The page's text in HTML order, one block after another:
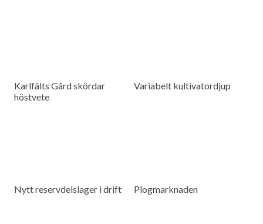
Karlfälts Gård skördar
höstvete
Variabelt kultivatordjup
Nytt reservdelslager i drift Plogmarknaden